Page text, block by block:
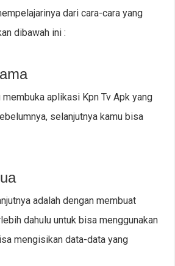
dari cara-cara yang
dibawah ini :
aplikasi Kpn Tv Apk yang
selanjutnya kamu bisa
adalah dengan membuat
dahulu untuk bisa menggunakan
mengisikan data-data yang